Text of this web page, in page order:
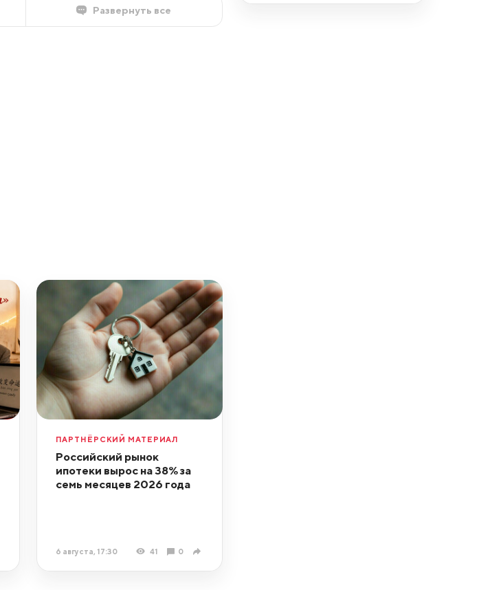
Развернуть все
ПАРТНЁРСКИЙ МАТЕРИАЛ
Российский рынок
ипотеки вырос на 38% за
семь месяцев 2026 года
6 августа, 17:30 41 0